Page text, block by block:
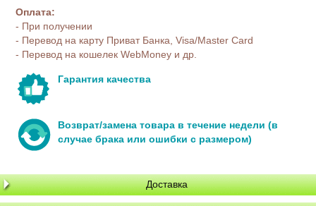
Оплата:
- При получении
- Перевод на карту Приват Банка, Visa/Master Card
- Перевод на кошелек WebMoney и др.
Гарантия качества
Возврат/замена товара в течение недели (в
случае брака или ошибки с размером)
Доставка